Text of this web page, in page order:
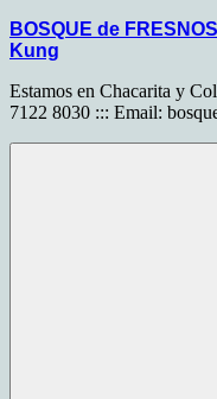
Saltar
al
BOSQUE de
Kung
Estamos en Chacarita y
7122 8030 ::: Email: